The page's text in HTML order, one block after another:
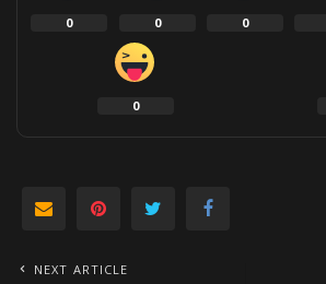
0
0
0
0
NEXT ARTICLE